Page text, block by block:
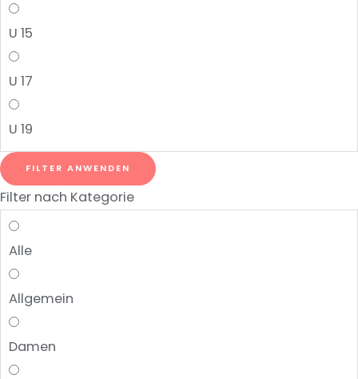
U 15
U 17
U 19
FILTER ANWENDEN
Filter nach Kategorie
Alle
Allgemein
Damen